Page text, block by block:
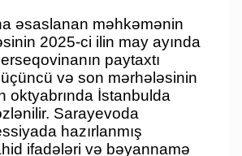
əsaslanan məhkəmənin
2025-ci ilin may ayında
paytaxtı
və son mərhələsinin
oktyabrında İstanbulda
Sarayevoda
hazırlanmış
ifadələri və bəyannamə